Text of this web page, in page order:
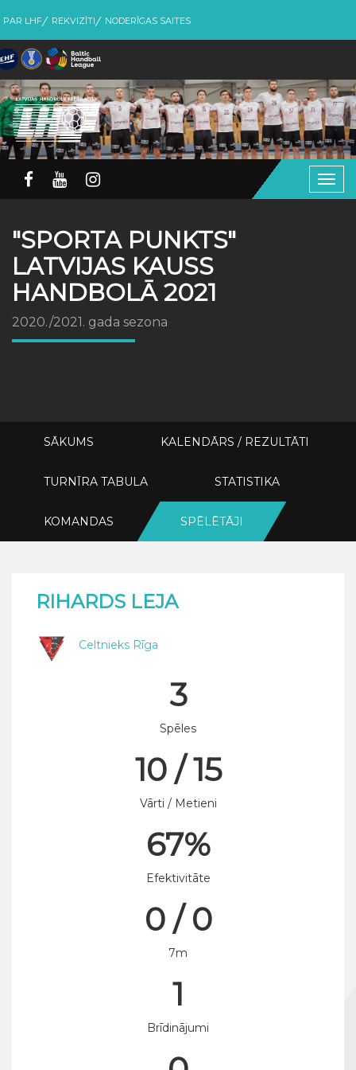
PAR LHF REKVIZĪTI NODERĪGAS SAITES
"SPORTA PUNKTS"
LATVIJAS KAUSS
HANDBOLĀ 2021
2020./2021. gada sezona
SĀKUMS KALENDĀRS / REZULTĀTI
TURNĪRA TABULA STATISTIKA
KOMANDAS SPĒLĒTĀJI
RIHARDS LEJA
Celtnieks Rīga
3
Spēles
10 / 15
Vārti / Metieni
67%
Efektivitāte
0 / 0
7m
1
Brīdinājumi